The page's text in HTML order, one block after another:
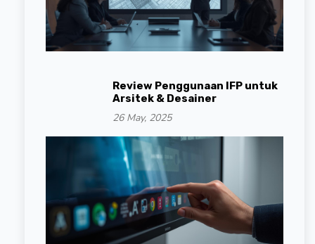
Review Penggunaan IFP untuk
Arsitek & Desainer
26 May, 2025